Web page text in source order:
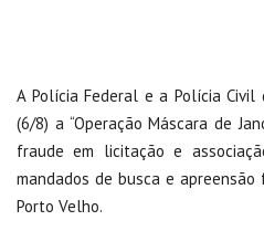
A Polícia Federal e a Polícia
(6/8) a “Operação Máscara de
fraude em licitação e
mandados de busca e
Porto Velho.